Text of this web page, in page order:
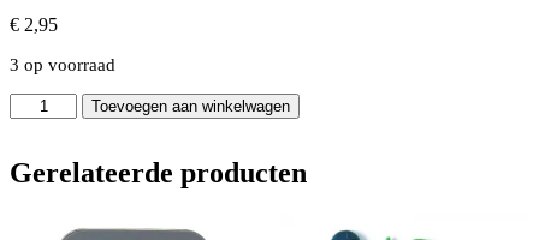
€ 2,95
3 op voorraad
Opry
stekenmarkeerders
Toevoegen aan winkelwagen
Gerelateerde producten